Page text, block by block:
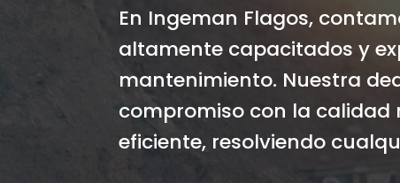
En Ingeman Flagos,
altamente capacitados y
mantenimiento. Nuestra
compromiso con la calidad
eficiente, resolviendo